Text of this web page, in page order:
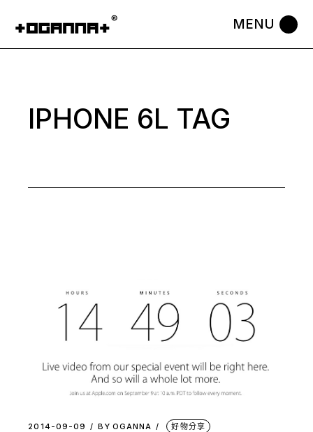
the
IPHONE 6L TAG
2014-09-09 BY OGANNA 好物分享